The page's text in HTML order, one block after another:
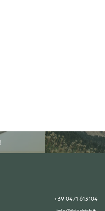
+39 0471 613104